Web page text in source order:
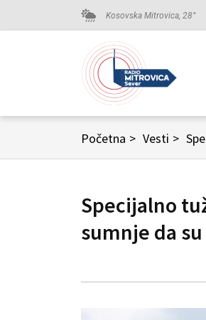
Kosovska Mitrovica, 28°
Početna > Vesti >
Specijalno
sumnje da